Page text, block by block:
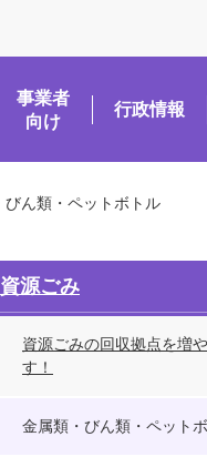
事業者
向け
行政情報
びん類・ペットボトル
資源ごみ
資源ごみの回収拠点を増
す！
金属類・びん類・ペット